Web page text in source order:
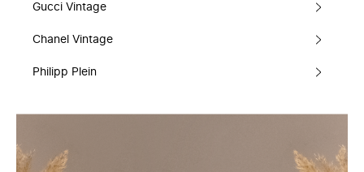
Gucci Vintage
Chanel Vintage
Philipp Plein